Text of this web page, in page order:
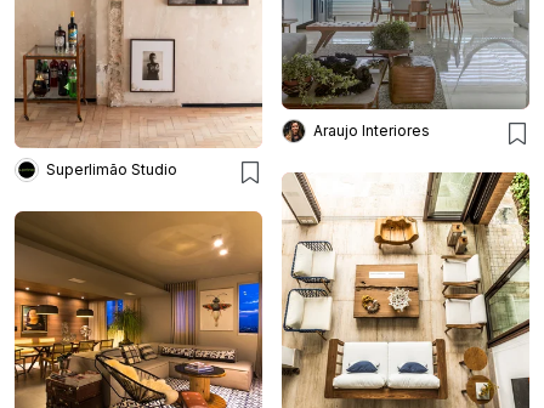
Superlimão Studio
Araujo Interiores